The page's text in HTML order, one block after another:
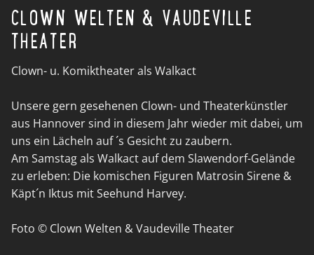
CLOWN WELTEN & VAUDEVILLE
THEATER
Clown- u. Komiktheater als Walkact
Unsere gern gesehenen Clown- und Theaterkünstler
aus Hannover sind in diesem Jahr wieder mit dabei, um
uns ein Lächeln auf ´s Gesicht zu zaubern.
Am Samstag als Walkact auf dem Slawendorf-Gelände
zu erleben: Die komischen Figuren Matrosin Sirene &
Käpt´n Iktus mit Seehund Harvey.
Foto © Clown Welten & Vaudeville Theater